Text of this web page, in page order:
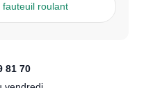
roulant
81 70